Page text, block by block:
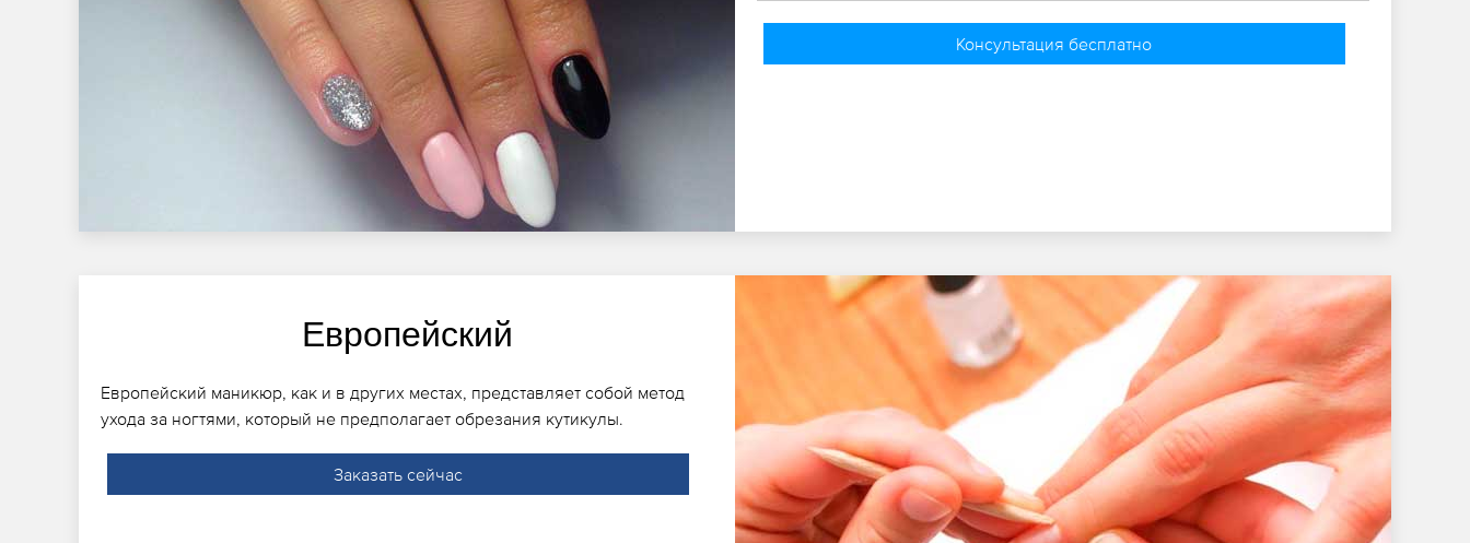
Консультация бесплатно
Европейский
Европейский маникюр, как и в других местах, представляет собой метод
ухода за ногтями, который не предполагает обрезания кутикулы.
Заказать сейчас